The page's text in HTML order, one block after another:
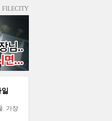
FILECITY
. 가장